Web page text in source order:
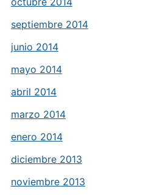
septiembre 2014
junio 2014
mayo 2014
abril 2014
marzo 2014
enero 2014
diciembre 2013
noviembre 2013